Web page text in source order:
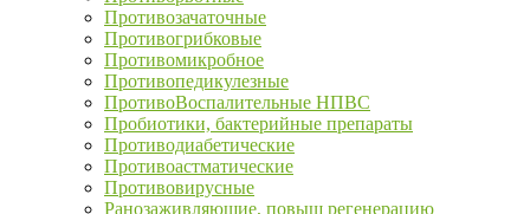
Противозачаточные
Противогрибковые
Противомикробное
Противопедикулезные
ПротивоВоспалительные НПВС
Пробиотики, бактерийные препараты
Противодиабетические
Противоастматические
Противовирусные
Ранозаживляющие, повыш регенерацию